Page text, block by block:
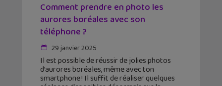
Comment prendre en photo les
aurores boréales avec son
téléphone ?
29 janvier 2025
Il est possible de réussir de jolies photos
d’aurores boréales, même avec ton
smartphone ! Il suffit de réaliser quelques